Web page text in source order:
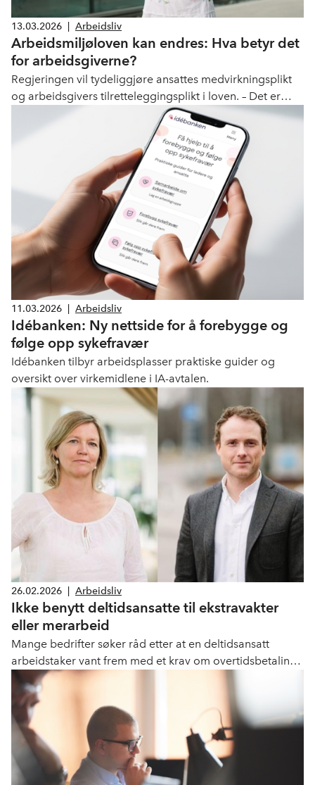
13.03.2026 Arbeidsliv
Arbeidsmiljøloven kan endres: Hva betyr det
for arbeidsgiverne?
Regjeringen vil tydeliggjøre ansattes medvirkningsplikt
og arbeidsgivers tilretteleggingsplikt i loven. – Det er
snakk om en klargjøring og ingen endring i gjeldende
rett, forklarer Nina Melsom i NHO.
11.03.2026 Arbeidsliv
Idébanken: Ny nettside for å forebygge og
følge opp sykefravær
Idébanken tilbyr arbeidsplasser praktiske guider og
oversikt over virkemidlene i IA-avtalen.
26.02.2026 Arbeidsliv
Ikke benytt deltidsansatte til ekstravakter
eller merarbeid
Mange bedrifter søker råd etter at en deltidsansatt
arbeidstaker vant frem med et krav om overtidsbetaling
for ekstravakter. Så lenge arbeidstakersiden fortsetter å
fremme søksmål med omfattende erstatningskrav, ser
NHO seg nødt til å fraråde våre bedrifter å benytte
deltidsansatte til ekstravakter eller merarbeid.